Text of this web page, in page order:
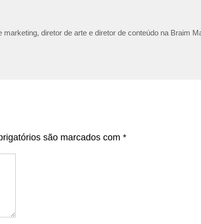
diretor de arte e diretor de conteúdo na Braim
são marcados com *